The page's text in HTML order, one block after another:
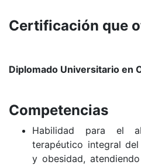
Certificación que
Diplomado Universitario en
Competencias
Habilidad para el
terapéutico integral
y obesidad,